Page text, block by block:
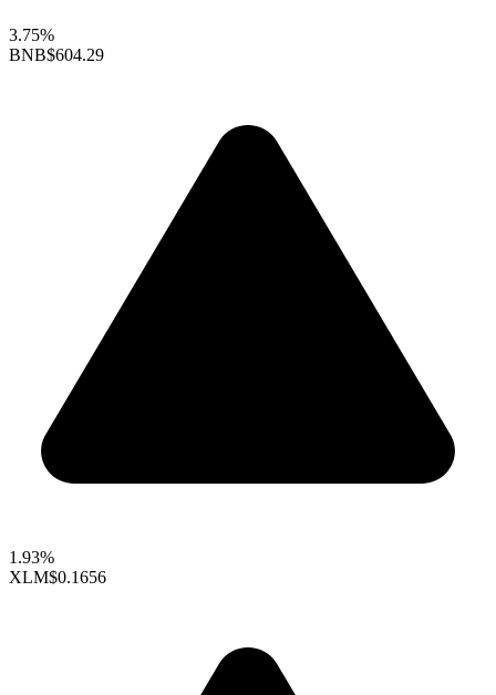
3.75%
BNB$604.29
1.93%
XLM$0.1656